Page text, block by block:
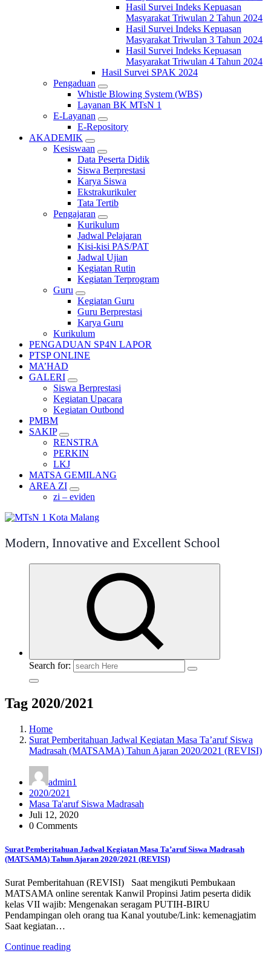
Hasil Survei Indeks Kepuasan
Masyarakat Triwulan 2 Tahun 2024
Hasil Survei Indeks Kepuasan
Masyarakat Triwulan 3 Tahun 2024
Hasil Survei Indeks Kepuasan
Masyarakat Triwulan 4 Tahun 2024
Hasil Survei SPAK 2024
Pengaduan
Whistle Blowing System (WBS)
Layanan BK MTsN 1
E-Layanan
E-Repository
AKADEMIK
Kesiswaan
Data Peserta Didik
Siswa Berprestasi
Karya Siswa
Ekstrakurikuler
Tata Tertib
Pengajaran
Kurikulum
Jadwal Pelajaran
Kisi-kisi PAS/PAT
Jadwal Ujian
Kegiatan Rutin
Kegiatan Terprogram
Guru
Kegiatan Guru
Guru Berprestasi
Karya Guru
Kurikulum
PENGADUAN SP4N LAPOR
PTSP ONLINE
MA’HAD
GALERI
Siswa Berprestasi
Kegiatan Upacara
Kegiatan Outbond
PMBM
SAKIP
RENSTRA
PERKIN
LKJ
MATSA GEMILANG
AREA ZI
zi – eviden
Modern, Innovative and Excellent School
Search for:
Tag 2020/2021
Home
Surat Pemberitahuan Jadwal Kegiatan Masa Ta’aruf Siswa
Madrasah (MATSAMA) Tahun Ajaran 2020/2021 (REVISI)
admin1
2020/2021
Masa Ta'aruf Siswa Madrasah
Juli 12, 2020
0 Comments
Surat Pemberitahuan Jadwal Kegiatan Masa Ta’aruf Siswa Madrasah
(MATSAMA) Tahun Ajaran 2020/2021 (REVISI)
Surat Pemberitahuan (REVISI) Saat mengikuti Pembukaan
MATSAMA online serentak Kanwil Propinsi Jatim peserta didik
kelas VII wajib: Mengenakan seragam PUTIH-BIRU
Pendampingan oleh orang tua Kanal youtube/Link: kemenagjatim
Saat kegiatan…
Continue reading